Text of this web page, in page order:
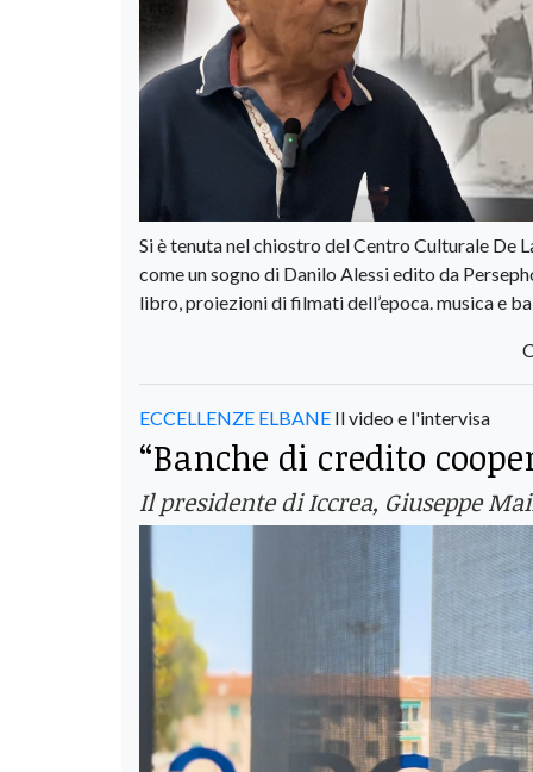
Si è tenuta nel chiostro del Centro Culturale De
come un sogno di Danilo Alessi edito da
libro, proiezioni di filmati dell’epoca. musica e
ECCELLENZE ELBANE Il video e l'intervisa
“Banche di credito
Il presidente di Iccrea, Giuseppe